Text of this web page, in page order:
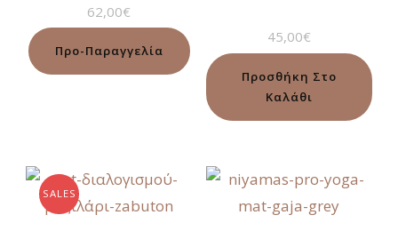
Βαθμολογήθηκε
με
από 5
62,00€
Προ-Παραγγελία
45,00€
Προσθήκη Στο
Καλάθι
SALES